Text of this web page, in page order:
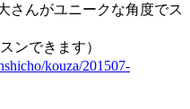
さんがユニークな角度でス
ンできます）
kouza/201507-